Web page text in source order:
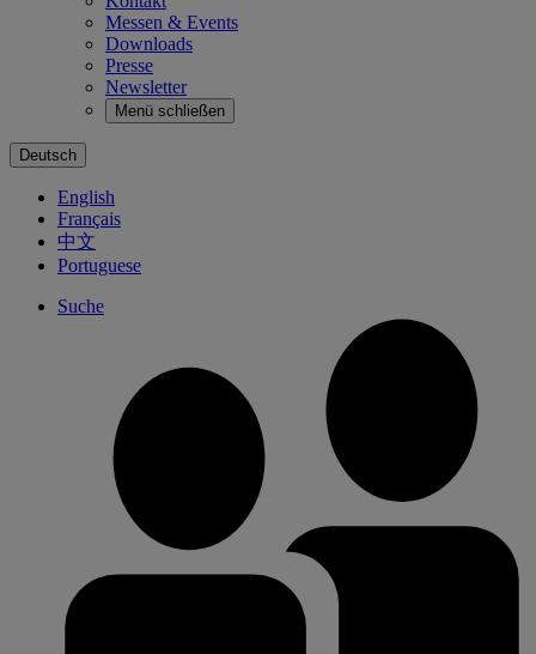
Messen & Events
Downloads
Presse
Newsletter
Menü schließen
Deutsch
English
Français
中文
Portuguese
Suche